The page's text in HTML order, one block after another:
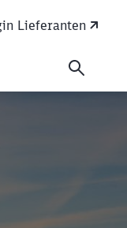
Lieferanten